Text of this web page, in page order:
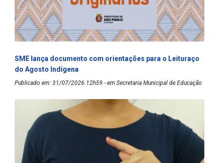
SME lança documento com orientações para o Leituraço
do Agosto Indígena
Publicado em: 31/07/2026 12h59 - em Secretaria Municipal de Educação